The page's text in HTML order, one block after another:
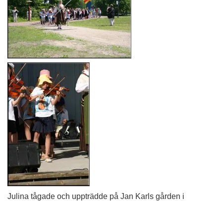
Julina tågade och uppträdde på Jan Karls gården i